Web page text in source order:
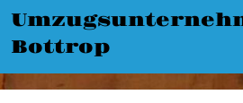
Bottrop